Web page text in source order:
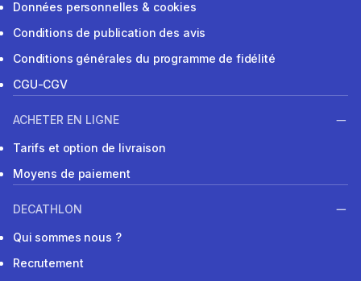
Données personnelles & cookies
Conditions de publication des avis
Conditions générales du programme de fidélité
CGU-CGV
ACHETER EN LIGNE
Tarifs et option de livraison
Moyens de paiement
DECATHLON
Qui sommes nous ?
Recrutement